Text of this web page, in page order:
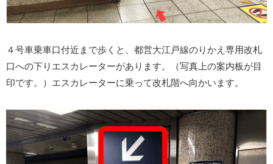
４号車乗車口付近まで歩くと、都営大江戸線のりかえ専用改札
口への下りエスカレーターがあります。（写真上の案内板が目
印です。）エスカレーターに乗って改札階へ向かいます。